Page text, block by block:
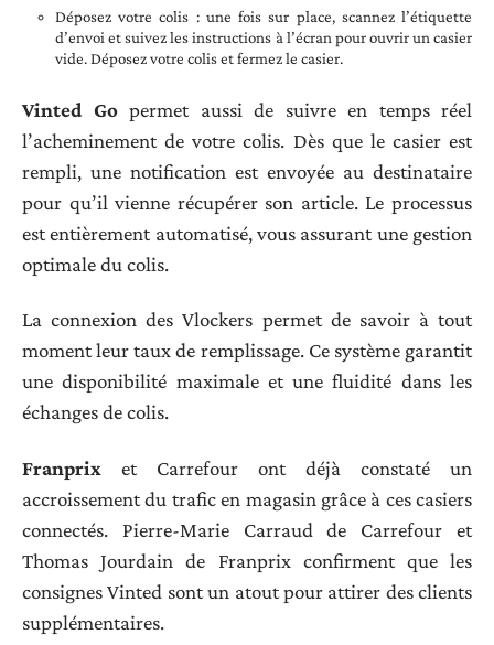
Déposez votre colis : une fois sur place, scannez l’étiquette
d’envoi et suivez les instructions à l’écran pour ouvrir un casier
vide. Déposez votre colis et fermez le casier.
Vinted Gopermet aussi de suivre en temps réel
l’acheminement de votre colis. Dès que le casier est
rempli, une notification est envoyée au destinataire
pour qu’il vienne récupérer son article. Le processus
est entièrement automatisé, vous assurant une gestion
optimale du colis.
La connexion des Vlockers permet de savoir à tout
moment leur taux de remplissage. Ce système garantit
une disponibilité maximale et une fluidité dans les
échanges de colis.
Franprix et Carrefour ont déjà constaté un
accroissement du trafic en magasin grâce à ces casiers
connectés. Pierre-Marie Carraud de Carrefour et
Thomas Jourdain de Franprix confirment que les
consignes Vinted sont un atout pour attirer des clients
supplémentaires.